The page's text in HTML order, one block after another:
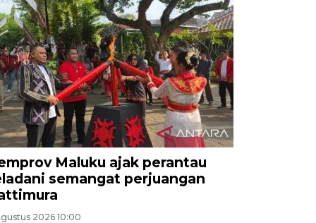
Maluku ajak perantau
semangat perjuangan
2026 10:00